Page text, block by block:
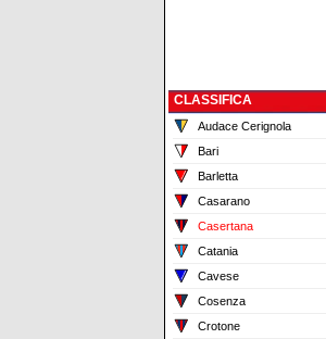
CLASSIFICA
Audace Cerignola
Bari
Barletta
Casarano
Casertana
Catania
Cavese
Cosenza
Crotone